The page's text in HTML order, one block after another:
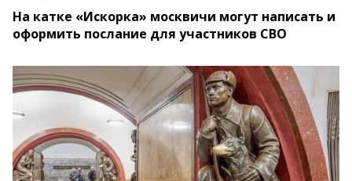
На катке «Искорка» москвичи могут написать и
оформить послание для участников СВО